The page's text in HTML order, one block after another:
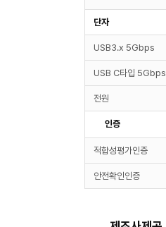
단자
USB3.x 5Gbps
USB C타입 5Gbps
전원
인증
적합성평가인증
안전확인인증